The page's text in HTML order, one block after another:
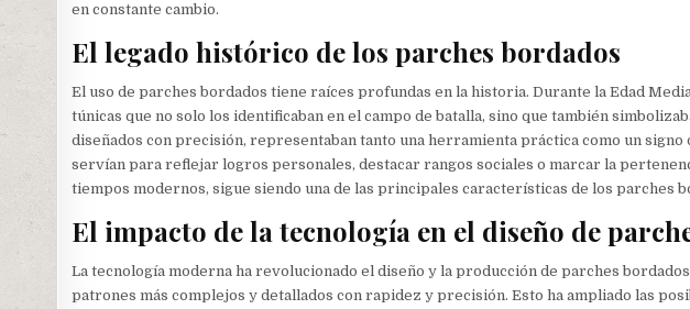
en constante cambio.
El legado histórico de los parches bordados
El uso de parches bordados tiene raíces profundas en la historia. Durante la Edad
túnicas que no solo los identificaban en el campo de batalla, sino que también
diseñados con precisión, representaban tanto una herramienta práctica como un
servían para reflejar logros personales, destacar rangos sociales o marcar la
tiempos modernos, sigue siendo una de las principales características de los parches
El impacto de la tecnología en el diseño de
La tecnología moderna ha revolucionado el diseño y la producción de parches
patrones más complejos y detallados con rapidez y precisión. Esto ha ampliado las